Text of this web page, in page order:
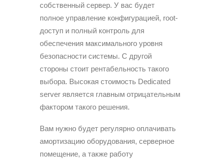
собственный сервер. У вас будет
полное управление конфигурацией, root-
доступ и полный контроль для
обеспечения максимального уровня
безопасности системы. С другой
стороны стоит рентабельность такого
выбора. Высокая стоимость Dedicated
server является главным отрицательным
фактором такого решения.
Вам нужно будет регулярно оплачивать
амортизацию оборудования, серверное
помещение, а также работу